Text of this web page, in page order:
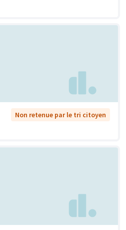
Non retenue par le tri citoyen